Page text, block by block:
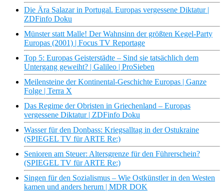
Die Ära Salazar in Portugal. Europas vergessene Diktatur |
ZDFinfo Doku
Münster statt Malle! Der Wahnsinn der größten Kegel-Party
Europas (2001) | Focus TV Reportage
Top 5: Europas Geisterstädte – Sind sie tatsächlich dem
Untergang geweiht? | Galileo | ProSieben
Meilensteine der Kontinental-Geschichte Europas | Ganze
Folge | Terra X
Das Regime der Obristen in Griechenland – Europas
vergessene Diktatur | ZDFinfo Doku
Wasser für den Donbass: Kriegsalltag in der Ostukraine
(SPIEGEL TV für ARTE Re:)
Senioren am Steuer: Altersgrenze für den Führerschein?
(SPIEGEL TV für ARTE Re:)
Singen für den Sozialismus – Wie Ostkünstler in den Westen
kamen und anders herum | MDR DOK